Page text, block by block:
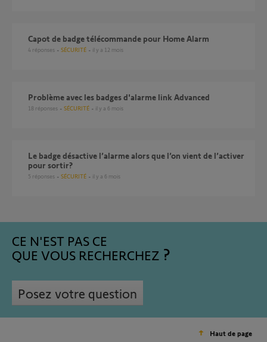
Capot de badge télécommande pour Home Alarm
4 réponses SÉCURITÉ il y a 12 mois
Problème avec les badges d'alarme link Advanced
18 réponses SÉCURITÉ il y a 6 mois
Le badge désactive l’alarme alors que l’on vient de l’activer
pour sortir?
5 réponses SÉCURITÉ il y a 6 mois
CE N'EST PAS CE
QUE VOUS RECHERCHEZ
Posez votre question
Haut de page